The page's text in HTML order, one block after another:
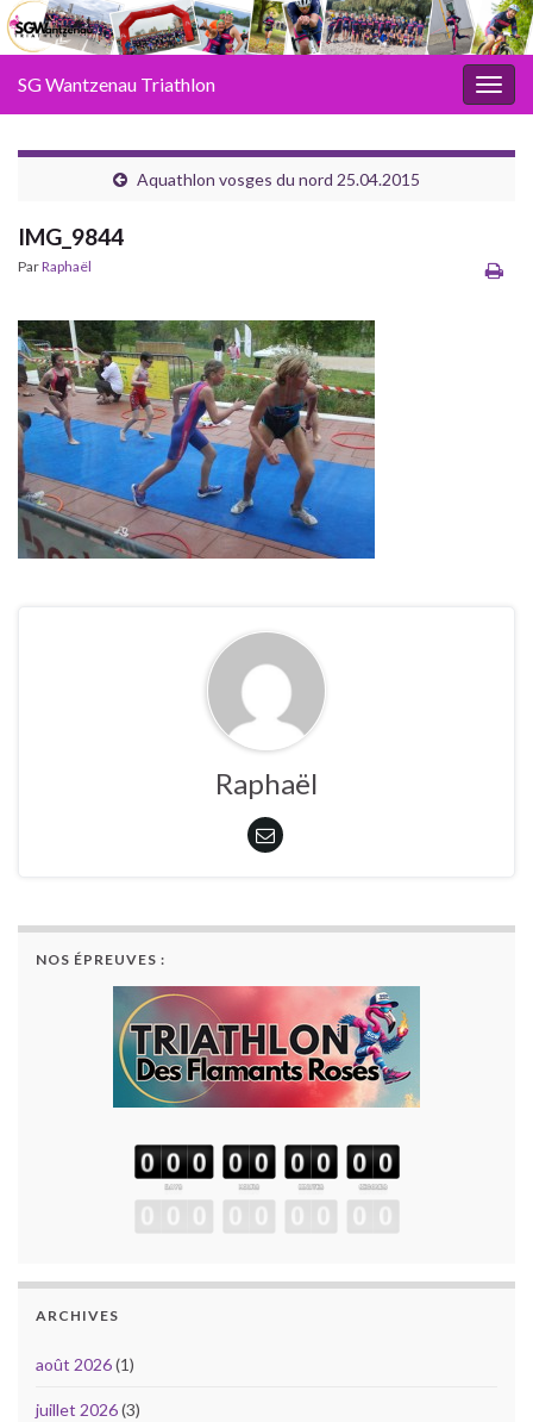
SG Wantzenau Triathlon
Aquathlon vosges du nord 25.04.2015
IMG_9844
ParRaphaël
Raphaël
NOS ÉPREUVES :
ARCHIVES
août 2026(1)
juillet 2026(3)